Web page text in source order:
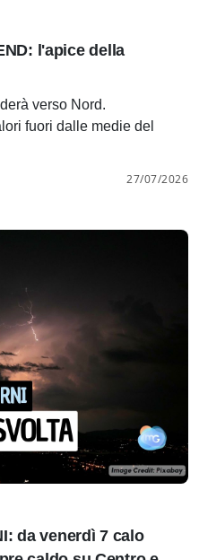
l'apice della
verso Nord.
fuori dalle medie del
27/07/2026
da venerdì 7 calo